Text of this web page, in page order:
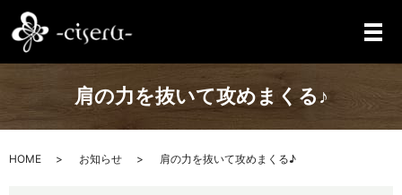
メ
肩の力を抜いて攻めまくる♪
HOME お知らせ 肩の力を抜いて攻めまくる♪